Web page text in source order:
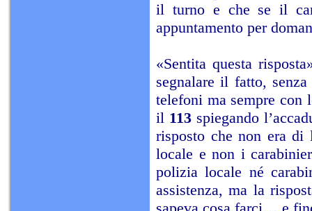
il turno e che se il
appuntamento per
«Sentita questa
segnalare il fatto,
telefoni ma sempre con
il 113spiegando
risposto che non era di
locale e non i
polizia locale né
assistenza, ma la